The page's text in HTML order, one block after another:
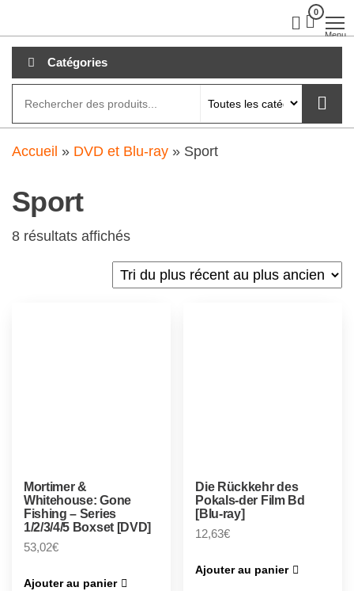
au
contenu
0
Menu
Catégories
Accueil » DVD et Blu-ray » Sport
Sport
8 résultats affichés
Mortimer &
Whitehouse: Gone
Fishing – Series
1/2/3/4/5 Boxset [DVD]
53,02€
Ajouter au panier
Die Rückkehr des
Pokals-der Film Bd
[Blu-ray]
12,63€
Ajouter au panier